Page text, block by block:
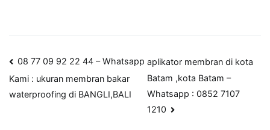
Post
navigation
08 77 09 92 22 44 – Whatsapp
Kami : ukuran membran bakar
waterproofing di BANGLI,BALI
aplikator membran di kota
Batam ,kota Batam –
Whatsapp : 0852 7107
1210